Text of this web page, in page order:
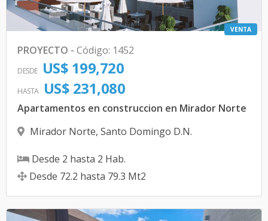
VENTA
PROYECTO - Código: 1452
DESDE US$ 199,720
HASTA US$ 231,080
Apartamentos en construccion en Mirador Norte
Mirador Norte, Santo Domingo D.N.
Desde 2 hasta 2 Hab.
Desde 72.2 hasta 79.3 Mt2